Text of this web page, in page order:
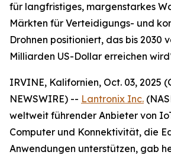
für langfristiges, margenstarkes
Märkten für Verteidigungs- und
Drohnen positioniert, das bis 2030
Milliarden US-Dollar erreichen
IRVINE, Kalifornien, Oct. 03, 2025
NEWSWIRE) -- Lantronix Inc.
weltweit führender Anbieter von
Computer und Konnektivität, die
Anwendungen unterstützen, gab